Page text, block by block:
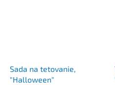
Sada na tetovanie,
"Halloween"